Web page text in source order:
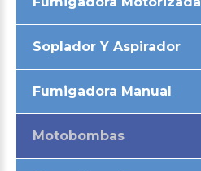
Soplador Y Aspirador
Fumigadora Manual
Motobombas